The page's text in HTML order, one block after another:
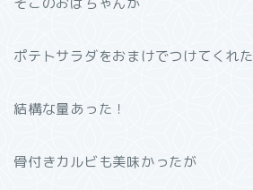
ポテトサラダをおまけでつけてくれた
結構な量あった！
骨付きカルビも美味かったが